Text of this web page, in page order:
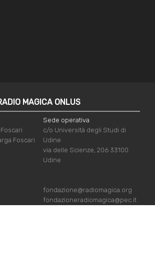
MAGICA ONLUS
Foscari
Sede operativa
c/o Università degli Studi di
Udine
via delle Scienze, 206 33100
Udine
fondazione@radiomagica.org
fondazioneradiomagica@pec.it